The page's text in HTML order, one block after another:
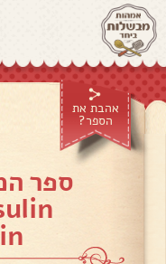
אהבת את
הספר?
ספר